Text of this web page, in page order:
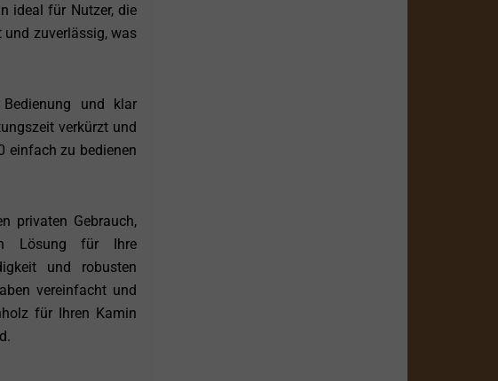
ideal für Nutzer, die
zuverlässig, was
und klar
verkürzt und
einfach zu bedienen
privaten Gebrauch,
Lösung für Ihre
und robusten
vereinfacht und
für Ihren Kamin